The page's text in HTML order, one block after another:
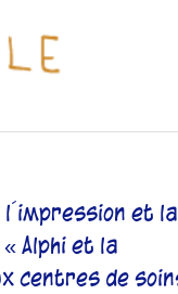
et la
Alphi et la
centres de